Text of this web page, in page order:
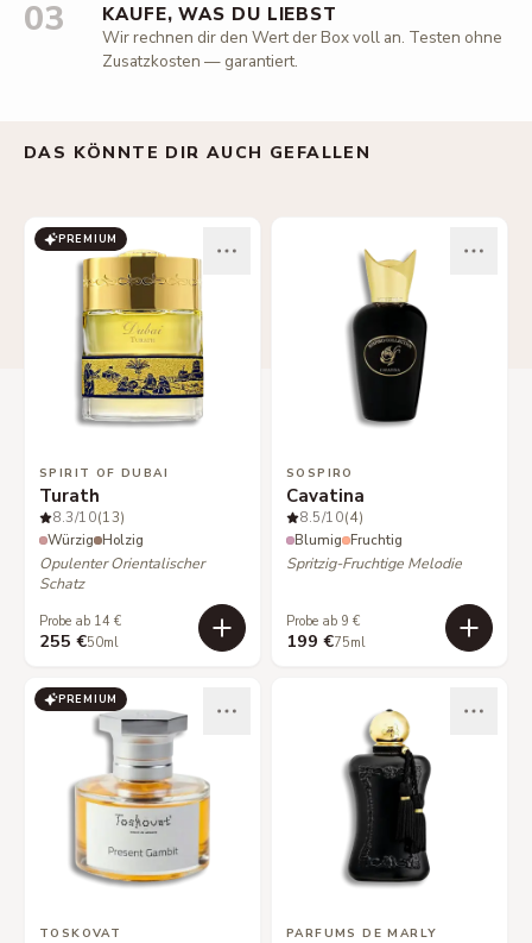
03 KAUFE, WAS DU LIEBST
Wir rechnen dir den Wert der Box voll an. Testen ohne
Zusatzkosten — garantiert.
DAS KÖNNTE DIR AUCH GEFALLEN
PREMIUM
SPIRIT OF DUBAI
Turath
8.3/10(13)
Würzig Holzig
Opulenter Orientalischer
Schatz
Probe ab 14 €
255 €50ml
SOSPIRO
Cavatina
8.5/10(4)
Blumig Fruchtig
Spritzig-Fruchtige Melodie
Probe ab 9 €
199 €75ml
PREMIUM
TOSKOVAT PARFUMS DE MARLY